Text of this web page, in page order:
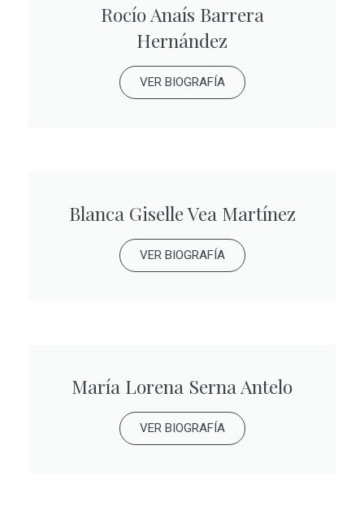
Rocío Anaís Barrera
Hernández
VER BIOGRAFÍA
Blanca Giselle Vea Martínez
VER BIOGRAFÍA
María Lorena Serna Antelo
VER BIOGRAFÍA